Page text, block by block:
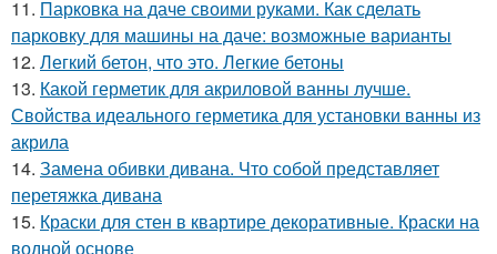
11. Парковка на даче своими руками. Как сделать
парковку для машины на даче: возможные варианты
12. Легкий бетон, что это. Легкие бетоны
13. Какой герметик для акриловой ванны лучше.
Свойства идеального герметика для установки ванны из
акрила
14. Замена обивки дивана. Что собой представляет
перетяжка дивана
15. Краски для стен в квартире декоративные. Краски на
водной основе